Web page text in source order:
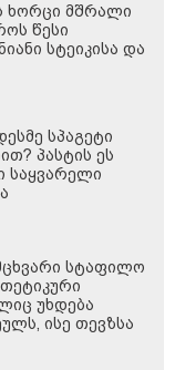
ხორცი მშრალი
წესი
სტეიკისა და
სპაგეტი
პასტის ეს
საყვარელი
სტაფილო
უხდება
ისე თევზსა